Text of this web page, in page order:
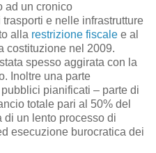
ad un cronico
e nelle infrastrutture
alla restrizione fiscale e al
costituzione nel 2009.
spesso aggirata con la
Inoltre una parte
pianificati – parte di
totale pari al 50% del
di un lento processo di
esecuzione burocratica dei